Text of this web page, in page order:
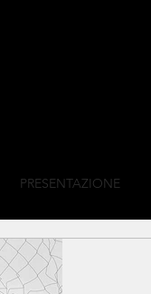
PRESENTAZIONE